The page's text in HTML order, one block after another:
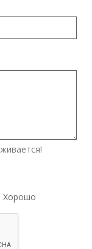
Хорошо